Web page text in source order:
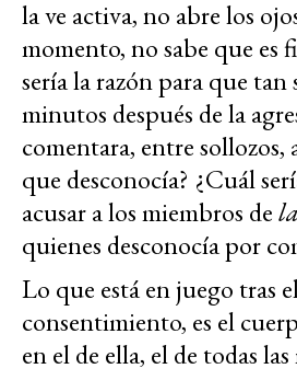
la ve activa, no abre los
momento, no sabe que es
sería la razón para que tan
minutos después de la
comentara, entre sollozos,
que desconocía? ¿Cuál
acusar a los miembros de
quienes desconocía por
Lo que está en juego tras
consentimiento, es el
en el de ella, el de todas